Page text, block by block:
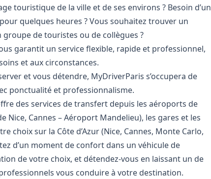
touristique de la ville et de ses environs ? Besoin d’un
quelques heures ? Vous souhaitez trouver un
de touristes ou de collègues ?
garantit un service flexible, rapide et professionnel,
et aux circonstances.
et vous détendre, MyDriverParis s’occupera de
ponctualité et professionnalisme.
des services de transfert depuis les aéroports de
Nice, Cannes – Aéroport Mandelieu), les gares et les
choix sur la Côte d’Azur (Nice, Cannes, Monte Carlo,
d’un moment de confort dans un véhicule de
de votre choix, et détendez-vous en laissant un de
vous conduire à votre destination.